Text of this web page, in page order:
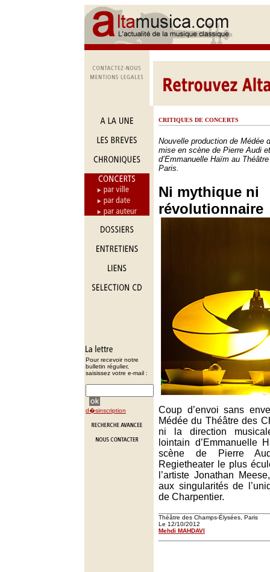
Pour recevoir notre
bulletin régulier,
saisissez votre e-mail :
d�sinscription
CRITIQUES DE CONCERTS
Nouvelle production de Médée
mise en scène de Pierre Audi
d’Emmanuelle Haïm au
Paris.
Ni mythique ni
révolutionnaire
Coup d’envoi sans
Médée du Théâtre des
ni la direction
lointain d’Emmanuelle
scène de Pierre
Regietheater le plus
l’artiste Jonathan
aux singularités de
de Charpentier.
Théâtre des Champs-Élysées, Paris
Le 12/10/2012
Mehdi MAHDAVI